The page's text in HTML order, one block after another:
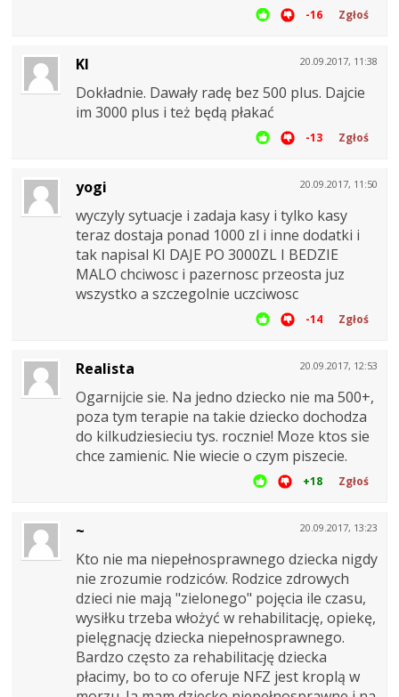
-16 Zgłoś
20.09.2017, 11:38
Kl
Dokładnie. Dawały radę bez 500 plus. Dajcie
im 3000 plus i też będą płakać
-13 Zgłoś
20.09.2017, 11:50
yogi
wyczyly sytuacje i zadaja kasy i tylko kasy
teraz dostaja ponad 1000 zl i inne dodatki i
tak napisal KI DAJE PO 3000ZL I BEDZIE
MALO chciwosc i pazernosc przeosta juz
wszystko a szczegolnie uczciwosc
-14 Zgłoś
20.09.2017, 12:53
Realista
Ogarnijcie sie. Na jedno dziecko nie ma 500+,
poza tym terapie na takie dziecko dochodza
do kilkudziesieciu tys. rocznie! Moze ktos sie
chce zamienic. Nie wiecie o czym piszecie.
+18 Zgłoś
20.09.2017, 13:23
~
Kto nie ma niepełnosprawnego dziecka nigdy
nie zrozumie rodziców. Rodzice zdrowych
dzieci nie mają "zielonego" pojęcia ile czasu,
wysiłku trzeba włożyć w rehabilitację, opiekę,
pielęgnację dziecka niepełnosprawnego.
Bardzo często za rehabilitację dziecka
płacimy, bo to co oferuje NFZ jest kroplą w